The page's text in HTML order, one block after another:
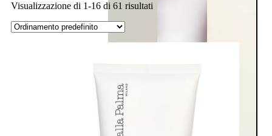
Visualizzazione di 1-16 di 61 risultati